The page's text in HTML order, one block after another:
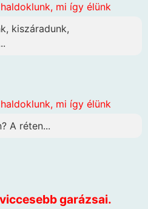
mi így élünk
kiszáradunk,
mi így élünk
A réten...